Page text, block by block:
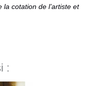
cotation de l’artiste et
: